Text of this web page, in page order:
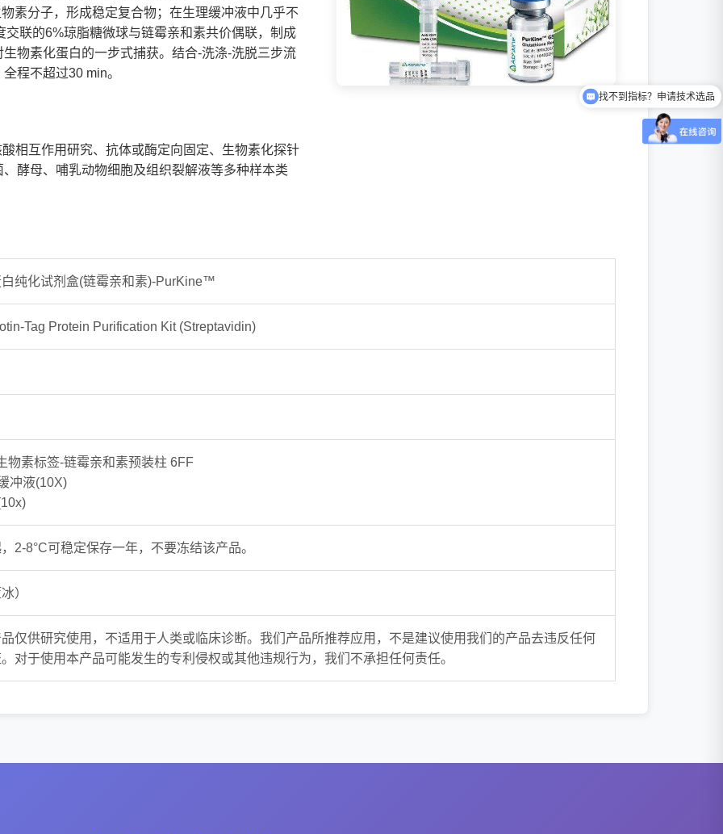
素分子，形成稳定复合物；在生理缓冲液中几乎不
联的6%琼脂糖微球与链霉亲和素共价偶联，制成
物素化蛋白的一步式捕获。结合-洗涤-洗脱三步流
程不超过30 min。
相互作用研究、抗体或酶定向固定、生物素化探针
酵母、哺乳动物细胞及组织裂解液等多种样本类
纯化试剂盒(链霉亲和素)-PurKine™
Tag Protein Purification Kit (Streptavidin)
物素标签-链霉亲和素预装柱 6FF
冲液(10X)
2-8°C可稳定保存一年，不要冻结该产品。
）
仅供研究使用，不适用于人类或临床诊断。我们产品所推荐应用，不是建议使用我们的产品去违反任何
对于使用本产品可能发生的专利侵权或其他违规行为，我们不承担任何责任。
找不到指标？申请技术选品
经销商合作 / 代理加盟政策